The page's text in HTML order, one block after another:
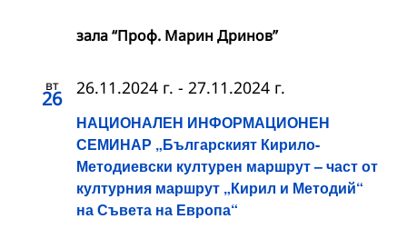
зала “Проф. Марин Дринов”
вт
26
НАЦИОНАЛЕН ИНФОРМАЦИОНЕН
СЕМИНАР „Българският Кирило-
Методиевски културен маршрут – част от
културния маршрут „Кирил и Методий“
на Съвета на Европа“
26.11.2024 г. - 27.11.2024 г.